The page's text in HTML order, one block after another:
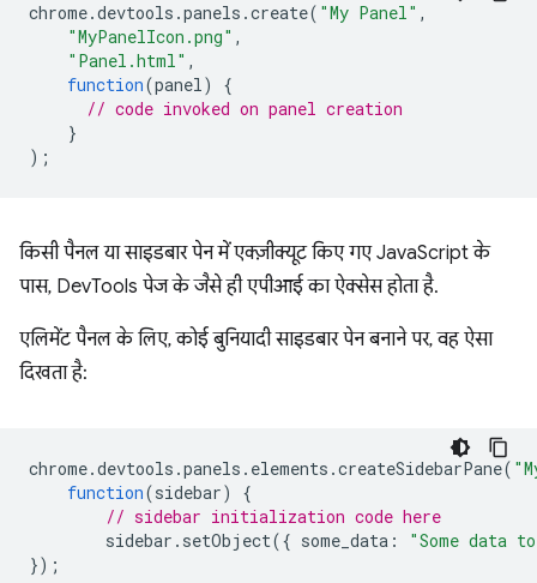
chrome.devtools .panels .create( "My Panel" ,
"MyPanelIcon.png" ,
"Panel.html" ,
function(panel)
{
// code invoked on panel creation
}
);
किसी पैनल या साइडबार पेन में एक्ज़ीक्यूट किए गए JavaScript के
पास, DevTools पेज के जैसे ही एपीआई का ऐक्सेस होता है.
एलिमेंट पैनल के लिए, कोई बुनियादी साइडबार पेन बनाने पर, वह ऐसा
दिखता है:
chrome.devtools .panels . elements .createSidebarPane(
function(sidebar)
{
// sidebar initialization code here
sidebar . setObject({ some_data :
"Some data
});